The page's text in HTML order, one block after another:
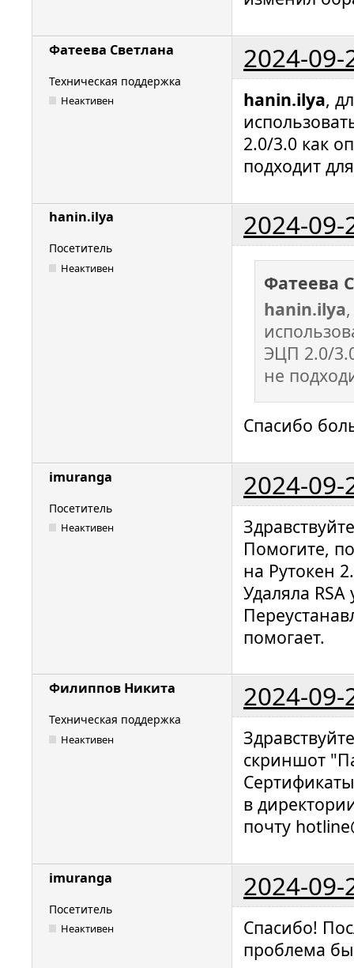
Фатеева Светлана 2024-09-
Техническая поддержка
Неактивен hanin.ilya,
2.0/3.0 как
подходит
hanin.ilya 2024-09-
Посетитель
Неактивен
Фатеева
hanin.ilya
ЭЦП 2.0/
не
Спасибо
imuranga 2024-09-
Посетитель
Неактивен
Помогите,
на Рутокен
Удаляла
помогает.
Филиппов Никита 2024-09-
Техническая поддержка
Неактивен
скриншот
в
почту
imuranga 2024-09-
Посетитель
Неактивен
Спасибо!
проблема